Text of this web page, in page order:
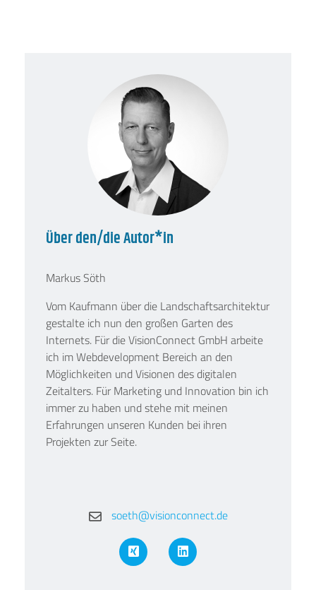
Über den/die Autor*in
Markus Söth
Vom Kaufmann über die Landschaftsarchitektur
gestalte ich nun den großen Garten des
Internets. Für die VisionConnect GmbH arbeite
ich im Webdevelopment Bereich an den
Möglichkeiten und Visionen des digitalen
Zeitalters. Für Marketing und Innovation bin ich
immer zu haben und stehe mit meinen
Erfahrungen unseren Kunden bei ihren
Projekten zur Seite.
soeth@visionconnect.de
XING
LinkedIn